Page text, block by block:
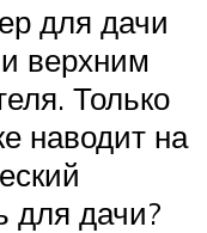
для дачи
верхним
Только
наводит на
для дачи?